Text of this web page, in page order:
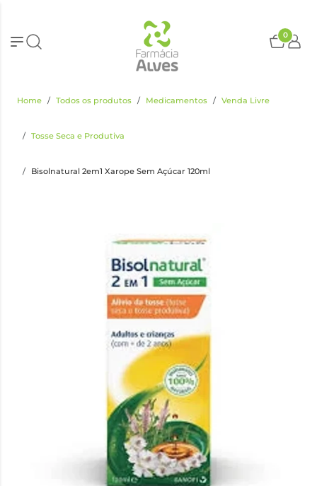
0
Home Todos os produtos Medicamentos Venda Livre
Tosse Seca e Produtiva
Bisolnatural 2em1 Xarope Sem Açúcar 120ml